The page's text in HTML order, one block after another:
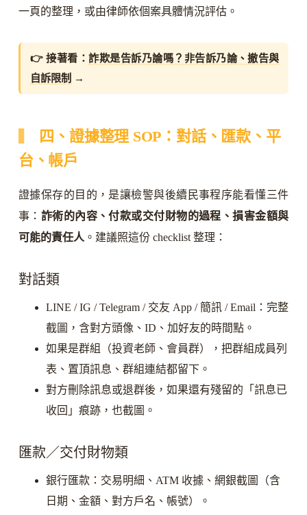
一頁的整理，或由律師依個案具體情況評估。
👉 接著看：詐欺是告訴乃論嗎？非告訴乃論、撤告與
自訴限制 →
四、證據整理 SOP：對話、匯款、平
台、帳戶
證據保存的目的，是讓檢警與後續民事程序能看懂三件
事： 詐術的內容、付款或交付財物的過程、損害金額與
可能的責任人 。建議照這份 checklist 整理：
對話類
LINE / IG / Telegram / 交友 App / 簡訊 / Email：完整
截圖，含對方頭像、ID、加好友的時間點。
如果是群組（投資老師、會員群），把群組成員列
表、置頂訊息、群組連結都留下。
對方刪除訊息或退群後，如果還有殘留的「訊息已
收回」痕跡，也截圖。
匯款／交付財物類
銀行匯款：交易明細、ATM 收據、網銀截圖（含
日期、金額、對方戶名、帳號）。